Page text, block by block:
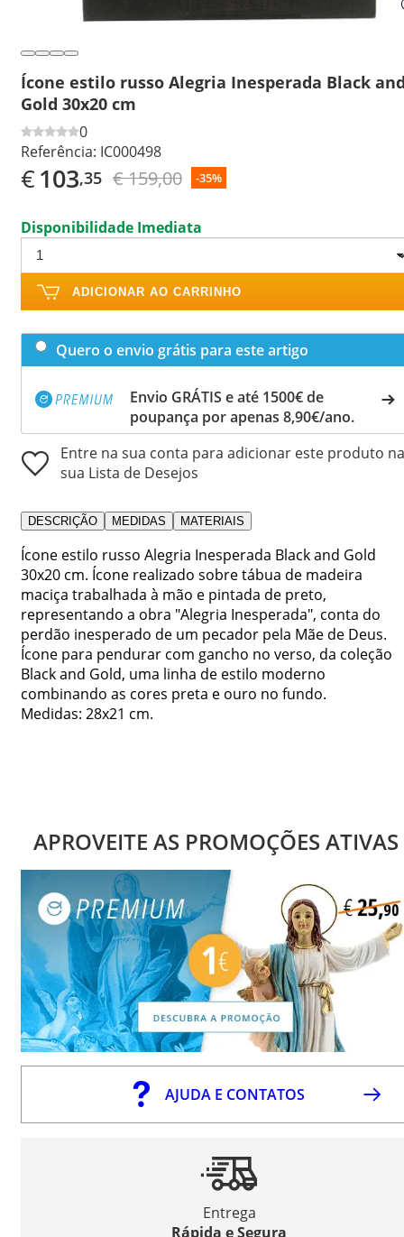
Ícone estilo russo Alegria Inesperada Black
Gold 30x20 cm
0
Referência: IC000498
€103,35 € 159,00 -35%
Disponibilidade Imediata
ADICIONAR AO CARRINHO
Quero o envio grátis para este artigo
Envio GRÁTIS e até 1500€ de
poupança por apenas 8,90€/ano.
Entre na sua conta para adicionar este produto na
sua Lista de Desejos
DESCRIÇÃO MEDIDAS MATERIAIS
Ícone estilo russo Alegria Inesperada Black and Gold
30x20 cm. Ícone realizado sobre tábua de madeira
maciça trabalhada à mão e pintada de preto,
representando a obra "Alegria Inesperada", conta do
perdão inesperado de um pecador pela Mãe de Deus.
Ícone para pendurar com gancho no verso, da coleção
Black and Gold, uma linha de estilo moderno
combinando as cores preta e ouro no fundo.
Medidas: 28x21 cm.
APROVEITE AS PROMOÇÕES ATIVAS
AJUDA E CONTATOS
Entrega
Rápida e Segura